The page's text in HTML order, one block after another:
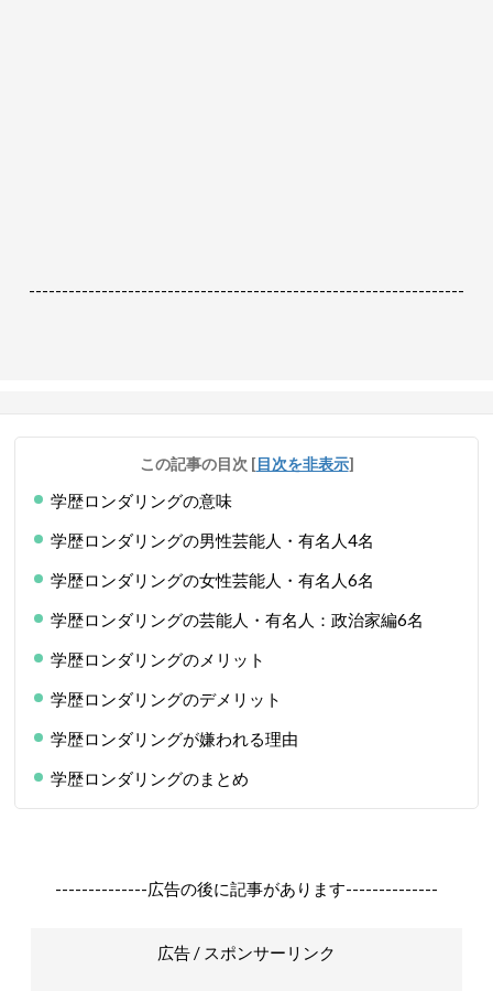
------------------------------------------------------------------
この記事の目次 [目次を非表示]
学歴ロンダリングの意味
学歴ロンダリングの男性芸能人・有名人4名
学歴ロンダリングの女性芸能人・有名人6名
学歴ロンダリングの芸能人・有名人：政治家編6名
学歴ロンダリングのメリット
学歴ロンダリングのデメリット
学歴ロンダリングが嫌われる理由
学歴ロンダリングのまとめ
--------------広告の後に記事があります--------------
広告 / スポンサーリンク